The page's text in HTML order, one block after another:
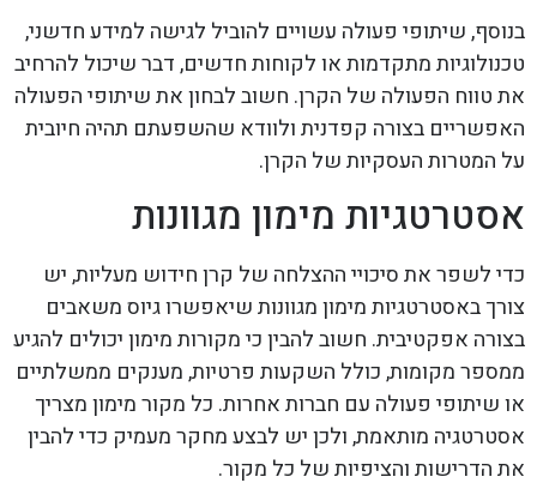
בנוסף, שיתופי פעולה עשויים להוביל לגישה למידע חדשני,
טכנולוגיות מתקדמות או לקוחות חדשים, דבר שיכול להרחיב
את טווח הפעולה של הקרן. חשוב לבחון את שיתופי הפעולה
האפשריים בצורה קפדנית ולוודא שהשפעתם תהיה חיובית
על המטרות העסקיות של הקרן.
אסטרטגיות מימון מגוונות
כדי לשפר את סיכויי ההצלחה של קרן חידוש מעליות, יש
צורך באסטרטגיות מימון מגוונות שיאפשרו גיוס משאבים
בצורה אפקטיבית. חשוב להבין כי מקורות מימון יכולים להגיע
ממספר מקומות, כולל השקעות פרטיות, מענקים ממשלתיים
או שיתופי פעולה עם חברות אחרות. כל מקור מימון מצריך
אסטרטגיה מותאמת, ולכן יש לבצע מחקר מעמיק כדי להבין
את הדרישות והציפיות של כל מקור.